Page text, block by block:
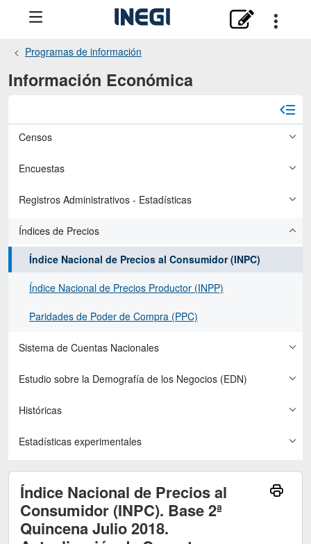
Programas de información
Información Económica
Censos
Encuestas
Registros Administrativos - Estadísticas
Índices de Precios
Índice Nacional de Precios al Consumidor (INPC)
Índice Nacional de Precios Productor (INPP)
Paridades de Poder de Compra (PPC)
Sistema de Cuentas Nacionales
Estudio sobre la Demografía de los Negocios (EDN)
Históricas
Estadísticas experimentales
Índice Nacional de Precios al
Consumidor (INPC). Base 2ª
Quincena Julio 2018.